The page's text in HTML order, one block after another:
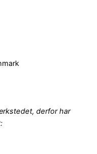
derfor har